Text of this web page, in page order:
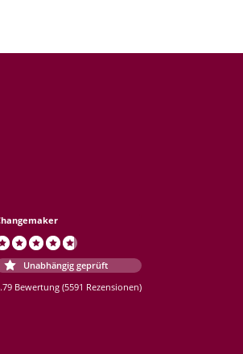
Unabhängig geprüft
Bewertung (5591 Rezensionen)